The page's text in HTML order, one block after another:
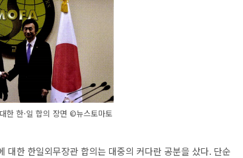
한 한·일 합의 장면 ©뉴스토마토
대한 한일외무장관 합의는 대중의 커다란 공분을 샀다. 단순